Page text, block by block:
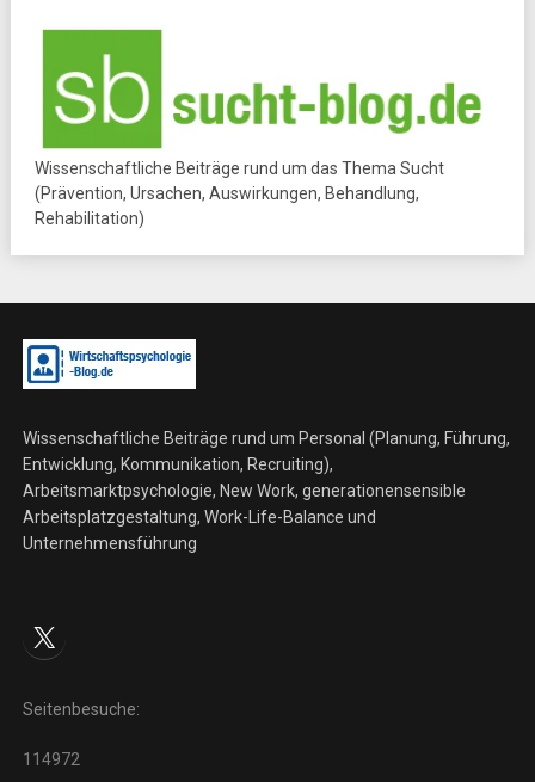
Wissenschaftliche Beiträge rund um das Thema Sucht
(Prävention, Ursachen, Auswirkungen, Behandlung,
Rehabilitation)
Wissenschaftliche Beiträge rund um Personal (Planung, Führung,
Entwicklung, Kommunikation, Recruiting),
Arbeitsmarktpsychologie, New Work, generationensensible
Arbeitsplatzgestaltung, Work-Life-Balance und
Unternehmensführung
X
Seitenbesuche:
114972